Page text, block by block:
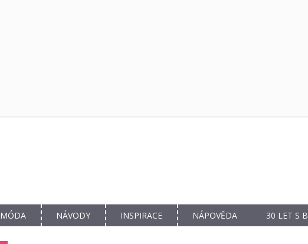
MÓDA NÁVODY INSPIRACE NÁPOVĚDA 30 LET S